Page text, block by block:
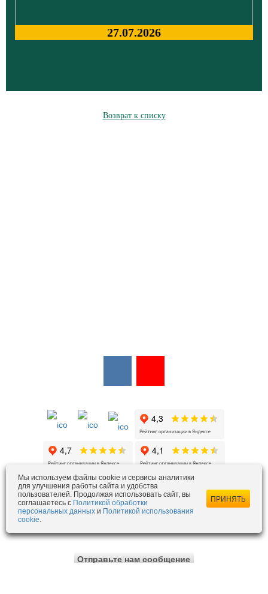
27.07.2026
Возврат к списку
ezois@ezois-es.ru- отдел продаж
snab@ezois-es.ru- отдел комплексных поставок
office@ezois-es.ru
Отправьте нам сообщение
Мы используем файлы cookie и сервисы аналитики
для улучшения работы сайта и удобства
пользователей. Продолжая использовать сайт, вы
соглашаетесь с Политикой обработки
персональных данных и Политикой использования
cookie.
ПРИНЯТЬ